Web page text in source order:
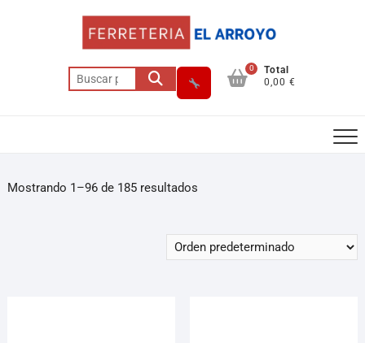
0
Total
0,00 €
Mostrando 1–96 de 185 resultados